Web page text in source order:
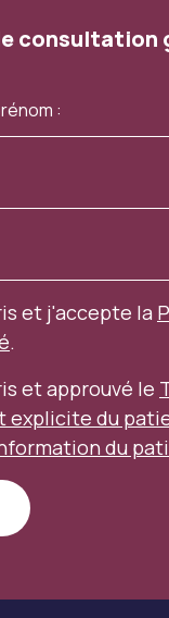
consultation
et j'accepte la
.
et approuvé le
explicite du
du